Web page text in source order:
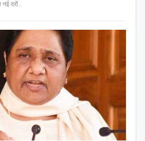
नई दरों…